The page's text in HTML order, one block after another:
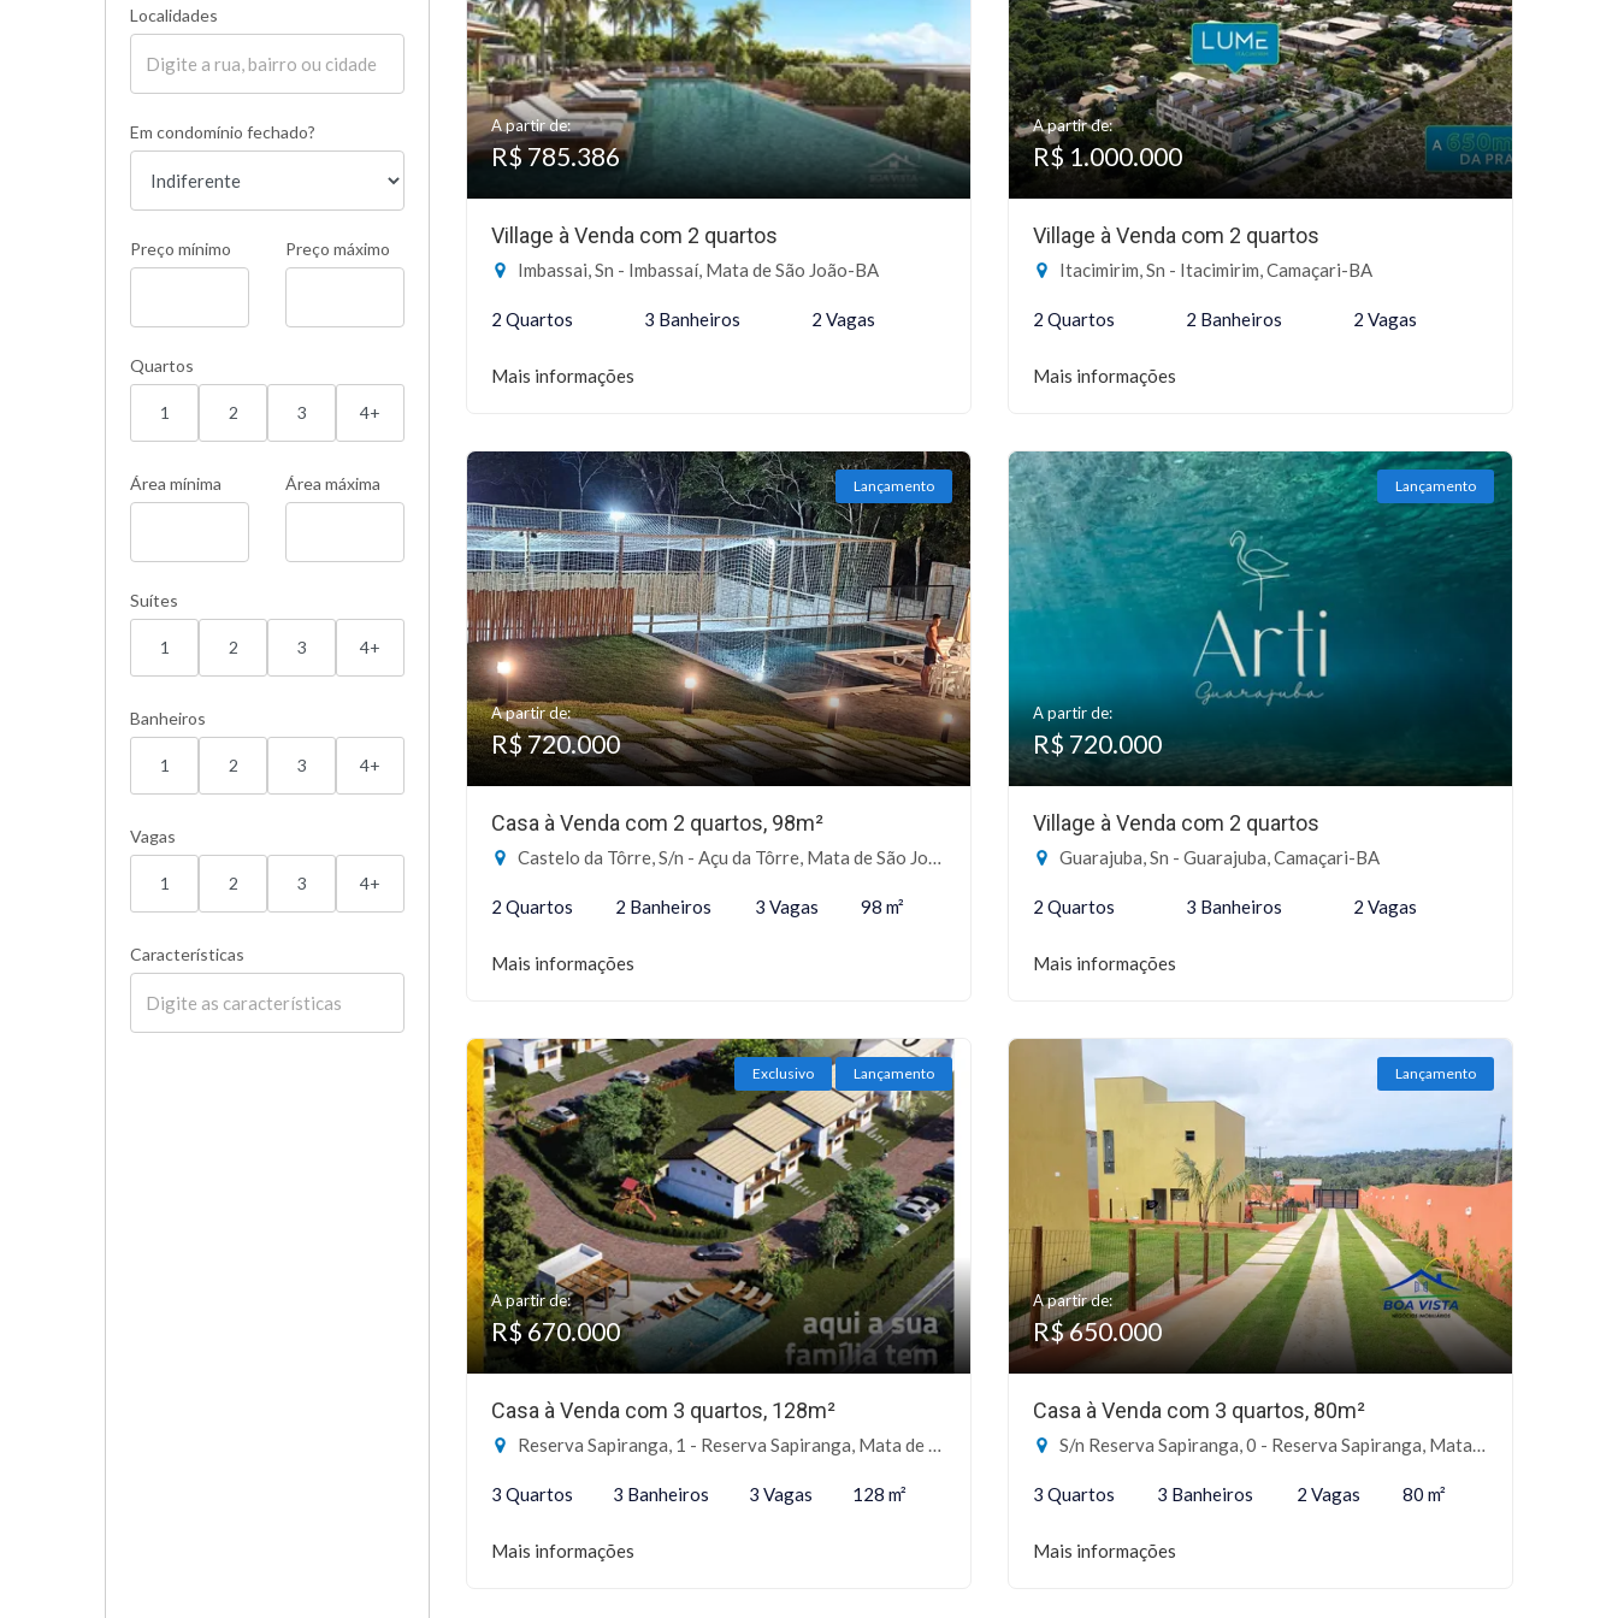
Localidades
Em condomínio fechado?
Preço mínimo Preço máximo
Quartos
1 2 3 4+
Área mínima Área máxima
Suítes
1 2 3 4+
Banheiros
1 2 3 4+
Vagas
1 2 3 4+
Características
A partir de:
R$ 785.386
Village à Venda com 2 quartos
Imbassai, Sn - Imbassaí, Mata de São João-BA
2 Quartos 3 Banheiros 2 Vagas
Mais informações
A partir de:
R$ 1.000.000
Village à Venda com 2 quartos
Itacimirim, Sn - Itacimirim, Camaçari-BA
2 Quartos 2 Banheiros 2 Vagas
Mais informações
Lançamento
A partir de:
R$ 720.000
Casa à Venda com 2 quartos, 98m²
Castelo da Tôrre, S/n - Açu da Tôrre, Mata de São João-BA
2 Quartos 2 Banheiros 3 Vagas 98 m²
Mais informações
Lançamento
A partir de:
R$ 720.000
Village à Venda com 2 quartos
Guarajuba, Sn - Guarajuba, Camaçari-BA
2 Quartos 3 Banheiros 2 Vagas
Mais informações
Exclusivo Lançamento
A partir de:
R$ 670.000
Casa à Venda com 3 quartos, 128m²
Reserva Sapiranga, 1 - Reserva Sapiranga, Mata de São João-BA
3 Quartos 3 Banheiros 3 Vagas 128 m²
Mais informações
Lançamento
A partir de:
R$ 650.000
Casa à Venda com 3 quartos, 80m²
S/n Reserva Sapiranga, 0 - Reserva Sapiranga, Mata de São João-BA
3 Quartos 3 Banheiros 2 Vagas 80 m²
Mais informações